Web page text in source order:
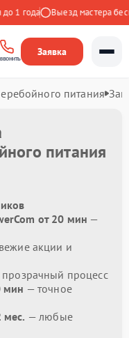
1 года Выезд мастера
Заявка
питания
питания
от 20 мин —
акции и
процесс
мин — точное
мес. — любые